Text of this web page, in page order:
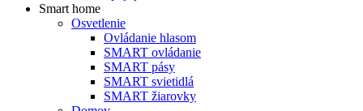
Smart home
Osvetlenie
Ovládanie hlasom
SMART ovládanie
SMART pásy
SMART svietidlá
SMART žiarovky